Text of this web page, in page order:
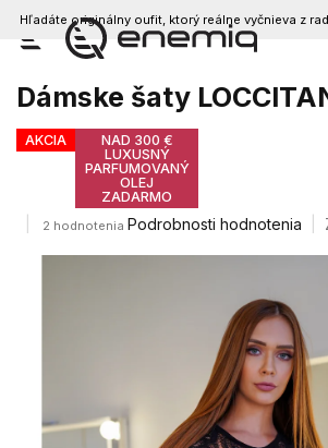
Prejsť
obsah
Hľadáte originálny oufit, ktorý reálne vyčnieva z
Dámske šaty
AKCIA
NAD 300 €
LUXUSNÝ
PARFUMOVANÝ
OLEJ
ZADARMO
Priemerné
2 hodnotenia Podrobnosti hodnotenia